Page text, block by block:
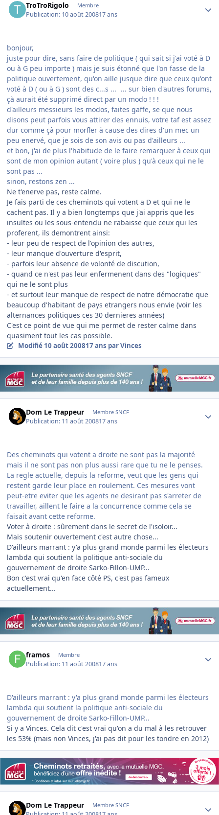
TroTroRigolo Membre
Publication: 10 août 200817 ans
bonjour,
juste pour dire, sans faire de politique ( qui sait si j'ai voté à D
ou à G peu importe ) mais je suis étonné que l'on fasse de la
politique ouvertement, qu'on aille jusque dire que ceux qu'ont
voté à D ( ou à G ) sont des c...s ... ... sur bien d'autres forums,
çà aurait été supprimé direct par un modo ! ! !
d'ailleurs messieurs les modos, faites gaffe, se que nous
disons peut parfois vous attirer des ennuis, votre taf est assez
dur comme çà pour morfler à cause des dires d'un mec un
peu enervé, que je sois de son avis ou pas d'ailleurs ...
et bon, j'ai de plus l'habitude de le faire remarquer à ceux qui
sont de mon opinion autant ( voire plus ) qu'à ceux qui ne le
sont pas ...
sinon, restons zen ...
Ne t'enerve pas, reste calme.
Je fais parti de ces cheminots qui votent a D et qui ne le
cachent pas. Il y a bien longtemps que j'ai appris que les
insultes ou les sous-entendu ne rabaisse que ceux qui les
proferent, ils demontrent ainsi:
- leur peu de respect de l'opinion des autres,
- leur manque d'ouverture d'esprit,
- parfois leur absence de volonté de discution,
- quand ce n'est pas leur enfermenent dans des "logiques"
qui ne le sont plus
- et surtout leur manque de respect de notre démocratie que
beaucoup d'habitant de pays etrangers nous envie (voir les
alternances politiques ces 30 dernieres années)
C'est ce point de vue qui me permet de rester calme dans
quasiment tout les cas possible.
Modifié 10 août 200817 ans par Vinces
Dom Le Trappeur Membre SNCF
Publication: 11 août 200817 ans
Des cheminots qui votent a droite ne sont pas la majorité
mais il ne sont pas non plus aussi rare que tu ne le penses.
La regle actuelle, depuis la reforme, veut que les gens qui
restent garde leur place en roulement. Ces mesures vont
peut-etre eviter que les agents ne desirant pas s'arreter de
travailler, aillent le faire a la concurrence comme cela se
faisait avant cette reforme.
Voter à droite : sûrement dans le secret de l'isoloir...
Mais soutenir ouvertement c'est autre chose...
D'ailleurs marrant : y'a plus grand monde parmi les électeurs
lambda qui soutient la politique anti-sociale du
gouvernement de droite Sarko-Fillon-UMP...
Bon c'est vrai qu'en face côté PS, c'est pas fameux
actuellement...
framos Membre
Publication: 11 août 200817 ans
D'ailleurs marrant : y'a plus grand monde parmi les électeurs
lambda qui soutient la politique anti-sociale du
gouvernement de droite Sarko-Fillon-UMP...
Si y a Vinces. Cela dit c'est vrai qu'on a du mal à les retrouver
les 53% (mais non Vinces, j'ai pas dit pour les tondre en 2012)
Dom Le Trappeur Membre SNCF